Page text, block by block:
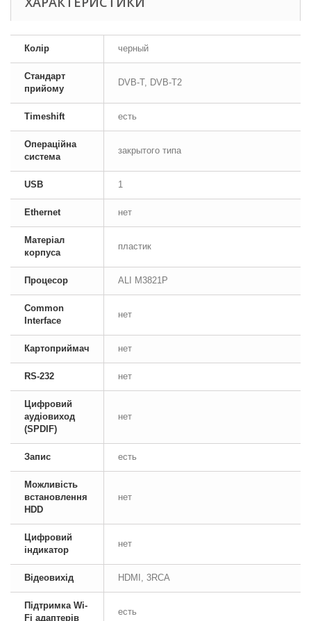
Колір черный
Стандарт
прийому
DVB-T, DVB-T2
Timeshift есть
Операційна
система
закрытого типа
USB 1
Ethernet нет
Матеріал
корпуса
пластик
Процесор ALI M3821P
Common
Interface
нет
Картоприймач нет
RS-232 нет
Цифровий
аудіовиход
(SPDIF)
нет
Запис есть
Можливість
встановлення
HDD
нет
Цифровий
індикатор
нет
Відеовихід HDMI, 3RCA
Підтримка Wi-
Fi адаптерів
есть